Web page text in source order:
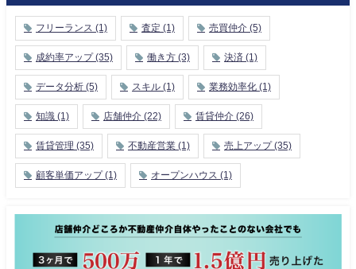
フリーランス (1) 査定 (1) 売買仲介 (5)
成約率アップ (35) 働き方 (3) 決済 (1)
データ分析 (5) スキル (1) 業務効率化 (1)
知識 (1) 店舗仲介 (22) 賃貸仲介 (26)
賃貸管理 (35) 不動産営業 (1) 売上アップ (35)
顧客単価アップ (1) オープンハウス (1)